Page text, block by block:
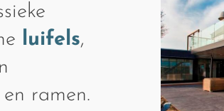
luifels,
ramen.